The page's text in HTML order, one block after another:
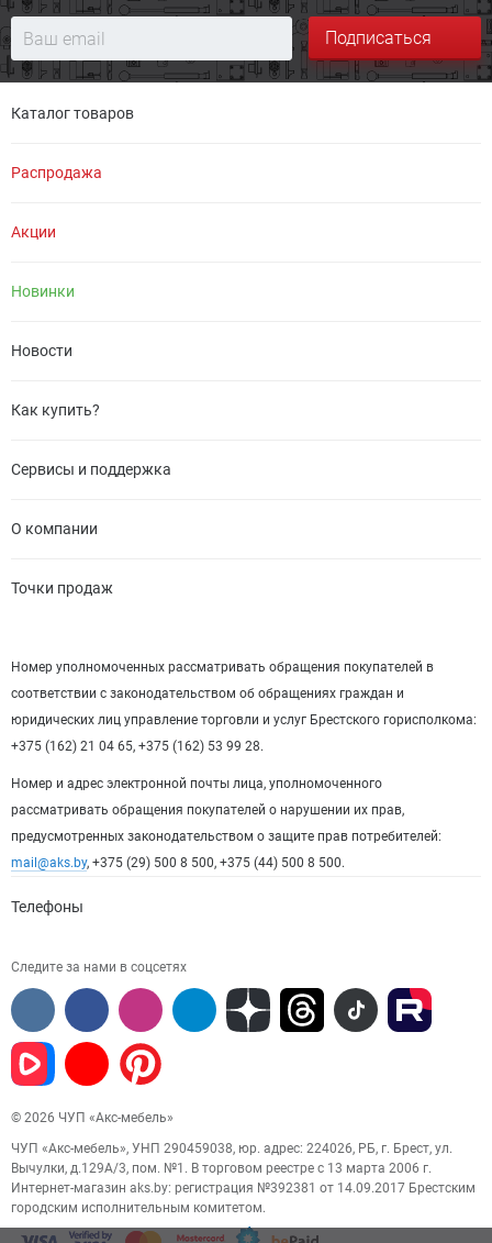
Подписаться
Каталог товаров
Распродажа
Акции
Новинки
Новости
Как купить?
Сервисы и поддержка
О компании
Точки продаж
Номер уполномоченных рассматривать обращения покупателей в
соответствии с законодательством об обращениях граждан и
юридических лиц управление торговли и услуг Брестского горисполкома:
+375 (162) 21 04 65, +375 (162) 53 99 28.
Номер и адрес электронной почты лица, уполномоченного
рассматривать обращения покупателей о нарушении их прав,
предусмотренных законодательством о защите прав потребителей:
mail@aks.by, +375 (29) 500 8 500, +375 (44) 500 8 500.
Телефоны
Следите за нами в соцсетях
© 2026 ЧУП «Акс-мебель»
ЧУП «Акс-мебель», УНП 290459038, юр. адрес: 224026, РБ, г. Брест, ул.
Вычулки, д.129А/3, пом. №1. В торговом реестре с 13 марта 2006 г.
Интернет-магазин aks.by: регистрация №392381 от 14.09.2017 Брестским
городским исполнительным комитетом.